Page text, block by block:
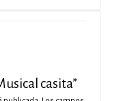
casita”